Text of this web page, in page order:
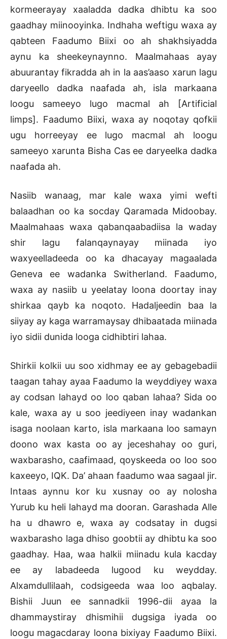
kormeerayay xaaladda dadka dhibtu ka soo
gaadhay miinooyinka. Indhaha weftigu waxa ay
qabteen Faadumo Biixi oo ah shakhsiyadda
aynu ka sheekeynaynno. Maalmahaas ayay
abuurantay fikradda ah in la aas’aaso xarun lagu
daryeello dadka naafada ah, isla markaana
loogu sameeyo lugo macmal ah [Artificial
limps]. Faadumo Biixi, waxa ay noqotay qofkii
ugu horreeyay ee lugo macmal ah loogu
sameeyo xarunta Bisha Cas ee daryeelka dadka
naafada ah.
Nasiib wanaag, mar kale waxa yimi wefti
balaadhan oo ka socday Qaramada Midoobay.
Maalmahaas waxa qabanqaabadiisa la waday
shir lagu falanqaynayay miinada iyo
waxyeelladeeda oo ka dhacayay magaalada
Geneva ee wadanka Switherland. Faadumo,
waxa ay nasiib u yeelatay loona doortay inay
shirkaa qayb ka noqoto. Hadaljeedin baa la
siiyay ay kaga warramaysay dhibaatada miinada
iyo sidii dunida looga cidhibtiri lahaa.
Shirkii kolkii uu soo xidhmay ee ay gebagebadii
taagan tahay ayaa Faadumo la weyddiyey waxa
ay codsan lahayd oo loo qaban lahaa? Sida oo
kale, waxa ay u soo jeediyeen inay wadankan
isaga noolaan karto, isla markaana loo samayn
doono wax kasta oo ay jeceshahay oo guri,
waxbarasho, caafimaad, qoyskeeda oo loo soo
kaxeeyo, IQK. Da’ ahaan faadumo waa sagaal jir.
Intaas aynnu kor ku xusnay oo ay nolosha
Yurub ku heli lahayd ma dooran. Garashada Alle
ha u dhawro e, waxa ay codsatay in dugsi
waxbarasho laga dhiso goobtii ay dhibtu ka soo
gaadhay. Haa, waa halkii miinadu kula kacday
ee ay labadeeda lugood ku weydday.
Alxamdullilaah, codsigeeda waa loo aqbalay.
Bishii Juun ee sannadkii 1996-dii ayaa la
dhammaystiray dhismihii dugsiga iyada oo
loogu magacdaray loona bixiyay Faadumo Biixi.